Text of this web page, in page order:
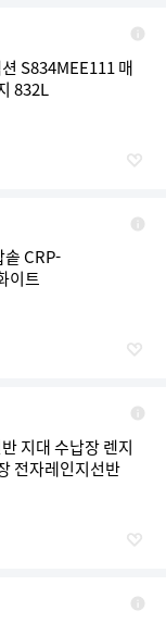
S834MEE111 매
832L
CRP-
이트
지대 수납장 렌지
전자레인지선반